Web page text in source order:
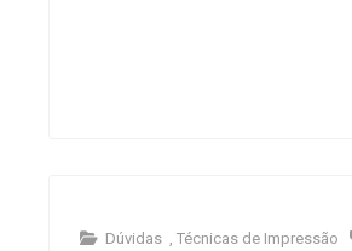
Dúvidas Técnicas de Impressão